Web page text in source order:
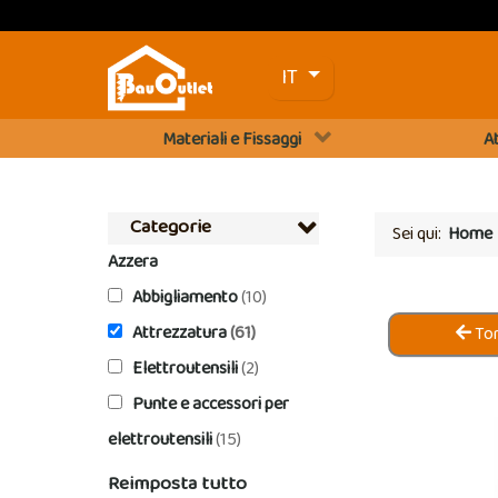
Seleziona la tua lingua
IT
Materiali e Fissaggi
Categorie
Azzera
Abbigliamento(10)
Attrezzatura(61)
Elettroutensili(2)
Punte e accessori per
elettroutensili(15)
Reimposta tutto
Sei qui: Home